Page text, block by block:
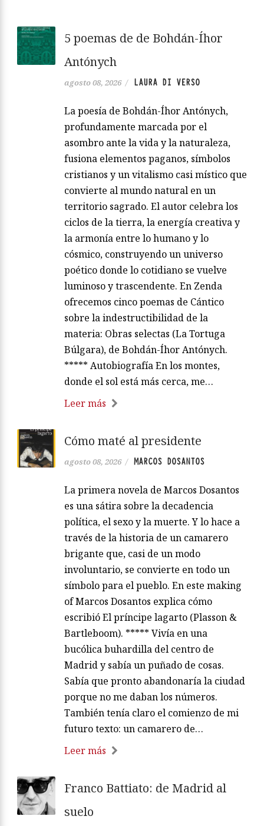
5 poemas de de Bohdán-Íhor
Antónych
agosto 08, 2026 / LAURA DI VERSO
La poesía de Bohdán-Íhor Antónych,
profundamente marcada por el
asombro ante la vida y la naturaleza,
fusiona elementos paganos, símbolos
cristianos y un vitalismo casi místico que
convierte al mundo natural en un
territorio sagrado. El autor celebra los
ciclos de la tierra, la energía creativa y
la armonía entre lo humano y lo
cósmico, construyendo un universo
poético donde lo cotidiano se vuelve
luminoso y trascendente. En Zenda
ofrecemos cinco poemas de Cántico
sobre la indestructibilidad de la
materia: Obras selectas (La Tortuga
Búlgara), de Bohdán-Íhor Antónych.
***** Autobiografía En los montes,
donde el sol está más cerca, me…
Leer más
Cómo maté al presidente
agosto 08, 2026 / MARCOS DOSANTOS
La primera novela de Marcos Dosantos
es una sátira sobre la decadencia
política, el sexo y la muerte. Y lo hace a
través de la historia de un camarero
brigante que, casi de un modo
involuntario, se convierte en todo un
símbolo para el pueblo. En este making
of Marcos Dosantos explica cómo
escribió El príncipe lagarto (Plasson &
Bartleboom). ***** Vivía en una
bucólica buhardilla del centro de
Madrid y sabía un puñado de cosas.
Sabía que pronto abandonaría la ciudad
porque no me daban los números.
También tenía claro el comienzo de mi
futuro texto: un camarero de…
Leer más
Franco Battiato: de Madrid al
suelo